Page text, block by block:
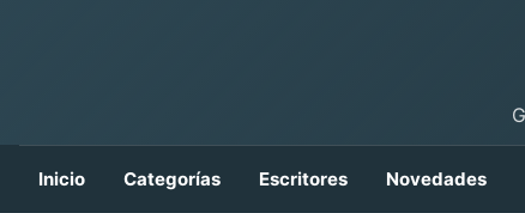
Inicio Categorías Escritores Novedades